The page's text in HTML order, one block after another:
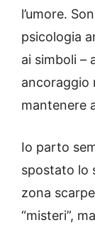
l’umore.
psicologia
ai simboli –
ancoraggio
mantenere
Io parto
spostato lo
zona
“misteri”,